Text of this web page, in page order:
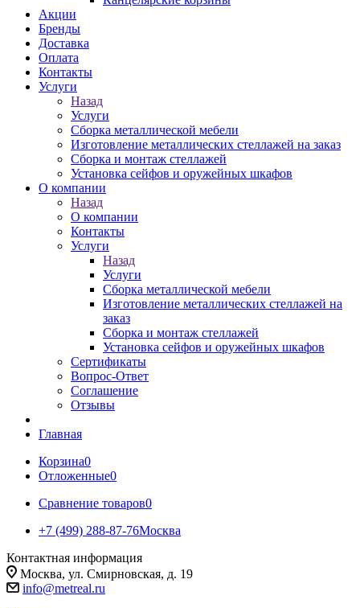
Акции
Бренды
Доставка
Оплата
Контакты
Услуги
Назад
Услуги
Сборка металлической мебели
Изготовление металлических стеллажей на заказ
Сборка и монтаж стеллажей
Установка сейфов и оружейных шкафов
О компании
Назад
О компании
Контакты
Услуги
Назад
Услуги
Сборка металлической мебели
Изготовление металлических стеллажей на
заказ
Сборка и монтаж стеллажей
Установка сейфов и оружейных шкафов
Сертификаты
Вопрос-Ответ
Соглашение
Отзывы
Главная
Корзина0
Отложенные0
Сравнение товаров0
+7 (499) 288-87-76Москва
Контактная информация
Москва, ул. Смирновская, д. 19
info@metreal.ru